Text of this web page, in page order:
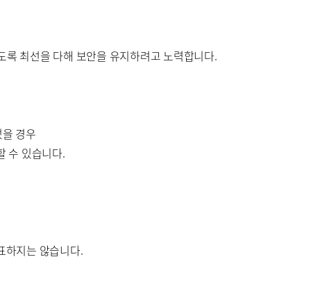
최선을 다해 보안을 유지하려고 노력합니다.
경우
수 있습니다.
하지는 않습니다.